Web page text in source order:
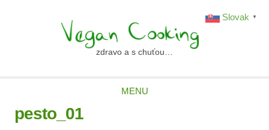
vegancooking.skzdravo a s chuťou…
MENU
pesto_01
Slovak ▼